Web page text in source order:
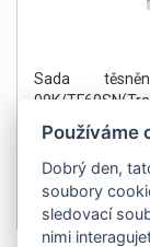
Sada
09K/
5 590Kč
bez DPH 4 620 Kč
Používáme
Dobrý den,
soubory
sledovací
nimi